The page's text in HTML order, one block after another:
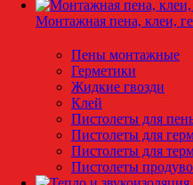
Монтажная пена, клеи,
Пены монтажные
Герметики
Жидкие гвозди
Клей
Пистолеты для
Пистолеты для
Пистолеты для
Пистолеты